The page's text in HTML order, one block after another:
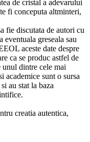
de cristal a adevarului
fi conceputa altminteri,
fie discutata de autori cu
greseala sau
aceste date despre
ca se produc astfel de
dintre cele mai
academice sunt o sursa
au stat la baza
creatia autentica,